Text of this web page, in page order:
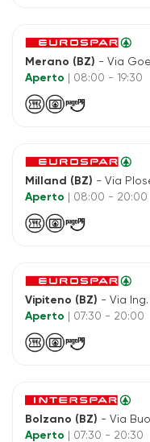
Merano (BZ) - Via
Aperto
| 08:00 - 19:30
Milland (BZ) - Via
Aperto
| 08:00 - 20:00
Vipiteno (BZ) - Via Ing.
Aperto
| 07:30 - 20:00
Bolzano (BZ) - Via
Aperto
| 07:30 - 20:30